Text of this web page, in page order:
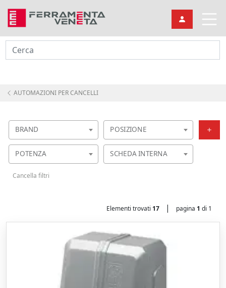
Cerca
AUTOMAZIONI PER CANCELLI
BRAND POSIZIONE
POTENZA SCHEDA INTERNA
Cancella filtri
Elementi trovati 17 | pagina 1 di 1